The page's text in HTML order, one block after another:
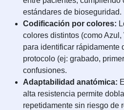
estándares de bioseguridad.
Codificación por colores:
colores distintos (como
para identificar rápidamente
protocolo (ej: grabado,
confusiones.
Adaptabilidad anatómica:
alta resistencia permite
repetidamente sin riesgo de